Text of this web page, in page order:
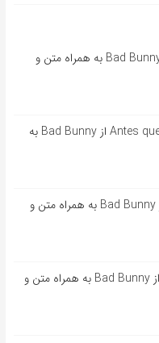
آهنگ اسپانیایی Andrea از Bad Bunny به همراه متن و
آهنگ اسپانیایی Antes que se acabe از Bad Bunny به
آهنگ اسپانیایی BOKeTE از Bad Bunny به همراه متن و
آهنگ اسپانیایی Booker T از Bad Bunny به همراه متن و